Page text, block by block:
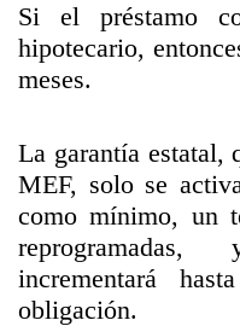
Si el préstamo
hipotecario,
meses.
La garantía estatal,
MEF, solo se
como mínimo, un
incrementará
obligación.